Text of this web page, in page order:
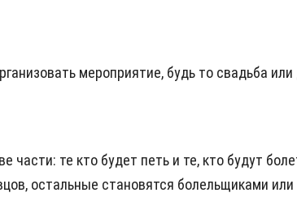
мероприятие, будь то свадьба
части: те кто будет петь и те, кто будут
остальные становятся болельщиками